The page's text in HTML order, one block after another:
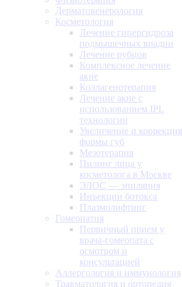
Дерматовенерология
Косметология
Лечение гипергидроза
подмышечных впадин
Лечение рубцов
Комплексное лечение
акне
Коллагенотерапия
Лечение акне с
использованием IPL
технологии
Увеличение и коррекция
формы губ
Мезотерапия
Пилинг лица у
косметолога в Москве
ЭЛОС — эпиляция
Инъекции ботокса
Плазмолифтинг
Гомеопатия
Первичный прием у
врача-гомеопата с
осмотром и
консультацией
Аллергология и иммунология
Травматология и ортопедия